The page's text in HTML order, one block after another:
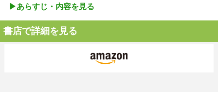
▶︎あらすじ・内容を見る
書店で詳細を見る